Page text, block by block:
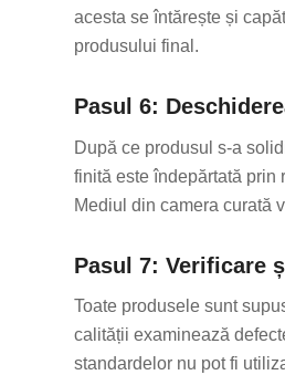
acesta se întărește și
produsului final.
Pasul 6:
După ce produsul s-a
finită este îndepărtată prin
Mediul din camera curată
Pasul 7: Verificare
Toate produsele sunt
calității examinează
standardelor nu pot fi